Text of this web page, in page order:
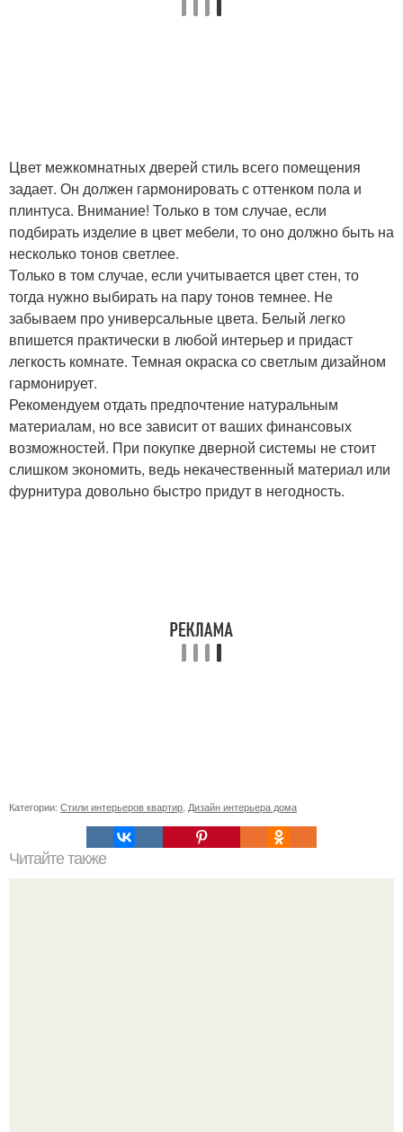
Цвет межкомнатных дверей стиль всего помещения
задает. Он должен гармонировать с оттенком пола и
плинтуса. Внимание! Только в том случае, если
подбирать изделие в цвет мебели, то оно должно быть на
несколько тонов светлее.
Только в том случае, если учитывается цвет стен, то
тогда нужно выбирать на пару тонов темнее. Не
забываем про универсальные цвета. Белый легко
впишется практически в любой интерьер и придаст
легкость комнате. Темная окраска со светлым дизайном
гармонирует.
Рекомендуем отдать предпочтение натуральным
материалам, но все зависит от ваших финансовых
возможностей. При покупке дверной системы не стоит
слишком экономить, ведь некачественный материал или
фурнитура довольно быстро придут в негодность.
Категории: Стили интерьеров квартир Дизайн интерьера дома
Читайте также